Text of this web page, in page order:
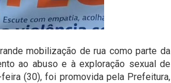
mobilização de rua como parte da
ao abuso e à exploração sexual de
(30), foi promovida pela Prefeitura,